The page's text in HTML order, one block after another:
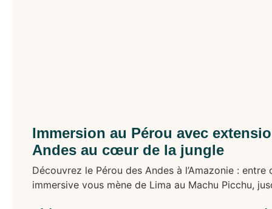
Immersion au Pérou avec
Andes au cœur de la jungle
Découvrez le Pérou des Andes à l’Amazonie :
immersive vous mène de Lima au Machu Picchu,